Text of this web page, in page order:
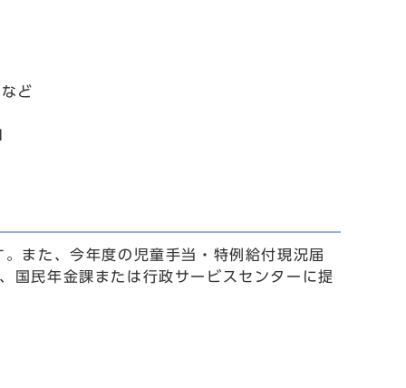
ど
また、今年度の児童手当・特例給付現況届
国民年金課または行政サービスセンターに提